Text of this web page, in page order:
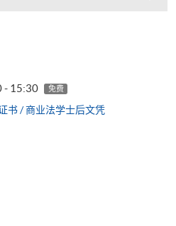
- 15:30 免费
书 / 商业法学士后文凭